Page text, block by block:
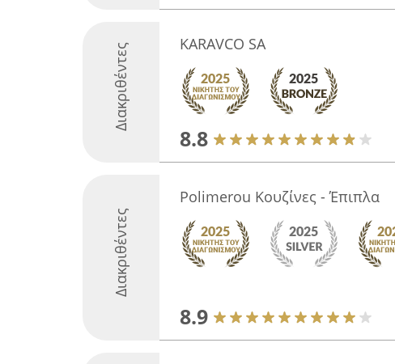
Διακριθέντες KARAVCO SA
8.8
Διακριθέντες
Polimerou Κουζίνες - Έπιπλα
8.9